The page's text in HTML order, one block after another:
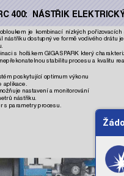
obloukem je kombinací nízkých pořizovacích
nástřiku dostupný ve formě vodivého drátu
s hořákem GIGASPARK který
stabilitu procesu a kvalitu
poskytující optimum výkonu
aplikace.
nastavení a monitorování
nástřiku.
s parametry procesu.
400:
NÁSTŘIK